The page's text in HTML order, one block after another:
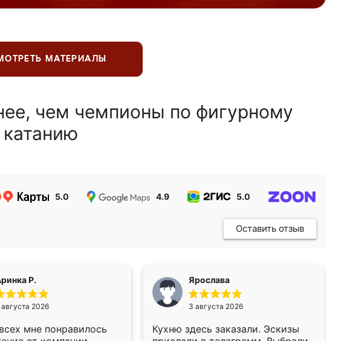
МАТЕРИАЛЫ
чем чемпионы по фигурному
катанию
5.0 4.9 5.0
Оставить отзыв
Р.
августа 2026
мне понравилось
Ярослава
3 августа 2026
Кухню здесь заказали. Эскизы